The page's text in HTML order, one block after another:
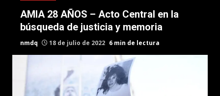
AMIA 28 AÑOS – Acto Central en la
búsqueda de justicia y memoria
nmdq 18 de julio de 2022 6 min de lectura